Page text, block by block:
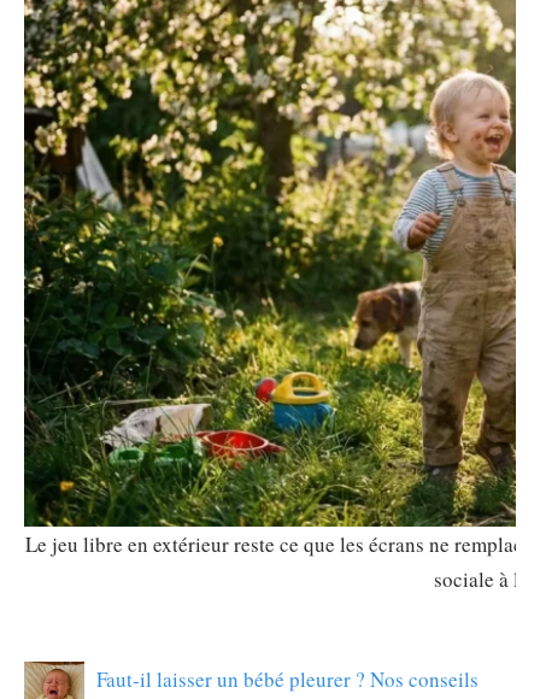
Le jeu libre en extérieur reste ce que les écrans ne
sociale à la
Faut-il laisser un bébé pleurer ? Nos conseils